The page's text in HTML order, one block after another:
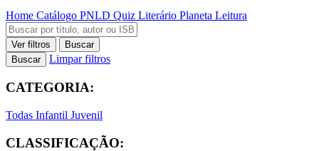
Home Catálogo PNLD Quiz Literário Planeta Leitura
Ver filtros
Buscar
Buscar
Limpar filtros
CATEGORIA:
Todas Infantil Juvenil
CLASSIFICAÇÃO: